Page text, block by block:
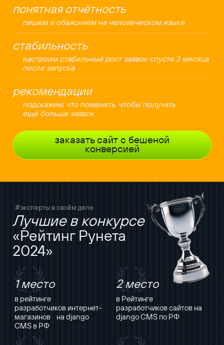
понятная отчётность
пишем и объясняем на человеческом языке
стабильность
настроим стабильный рост заявок спустя 3 месяца
после запуска
рекомендации
подскажем, что поменять, чтобы получать
ещё больше заявок
заказать сайт с бешеной
конверсией
#эксперты в своём деле
Лучшие в конкурсе
«Рейтинг Рунета
2024»
1 место
в рейтинге
разработчиков интернет-
магазинов на django
CMS в РФ
2 место
в Рейтинге
разработчиков сайтов на
django CMS по РФ